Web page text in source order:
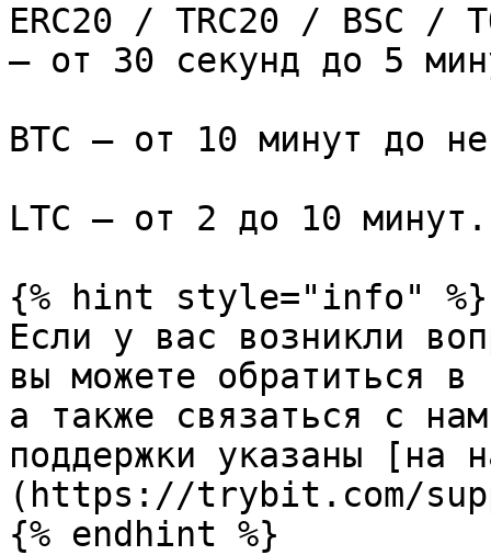
ERC20 / TRC20 / BSC /
— от 30 секунд до 5
BTC — от 10 минут до
LTC — от 2 до 10 минут.
{% hint style="info" %}
Если у вас возникли
вы можете обратиться
а также связаться с
поддержки указаны [на
(https://trybit.com/
{% endhint %}